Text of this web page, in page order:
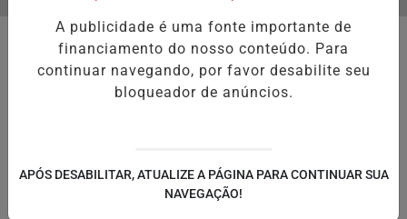
EM ALTA
A publicidade é uma fonte importante de
financiamento do nosso conteúdo. Para
continuar navegando, por favor desabilite seu
bloqueador de anúncios.
APÓS DESABILITAR, ATUALIZE A PÁGINA PARA CONTINUAR SUA
NAVEGAÇÃO!